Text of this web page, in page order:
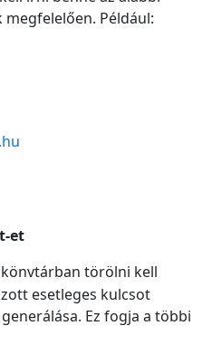
Például:
et
törölni kell
esetleges kulcsot
Ez fogja a többi